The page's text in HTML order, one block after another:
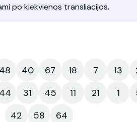
po kiekvienos transliacijos.
48 40 67 18 7 13
44 31 45 11 21 1
42
58 64